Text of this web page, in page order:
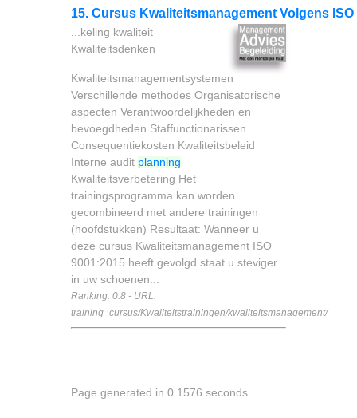
15. Cursus Kwaliteitsmanagement Volgens ISO
...keling kwaliteit
Kwaliteitsdenken
Kwaliteitsmanagementsystemen
Verschillende methodes Organisatorische
aspecten Verantwoordelijkheden en
bevoegdheden Staffunctionarissen
Consequentiekosten Kwaliteitsbeleid
Interne audit planning
Kwaliteitsverbetering Het
trainingsprogramma kan worden
gecombineerd met andere trainingen
(hoofdstukken) Resultaat: Wanneer u
deze cursus Kwaliteitsmanagement ISO
9001:2015 heeft gevolgd staat u steviger
in uw schoenen...
Ranking: 0.8 - URL:
training_cursus/Kwaliteitstrainingen/kwaliteitsmanagement/
Page generated in 0.1576 seconds.